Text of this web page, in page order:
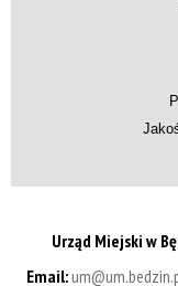
Urząd Miejski w
Email: